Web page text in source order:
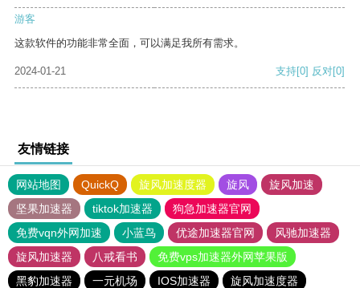
游客
这款软件的功能非常全面，可以满足我所有需求。
2024-01-21 支持[0] 反对[0]
友情链接
网站地图 QuickQ 旋风加速度器 旋风
旋风加速
坚果加速器
tiktok加速器
狗急加速器官网
免费vqn外网加速
小蓝鸟 优途加速器官网
风驰加速器
旋风加速器
八戒看书
免费vps加速器外网苹果版
黑豹加速器
一元机场 IOS加速器 旋风加速度器